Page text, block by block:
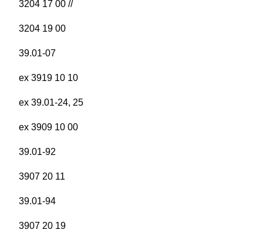
3204 17 00 //
3204 19 00
39.01-07
ex 3919 10 10
ex 39.01-24, 25
ex 3909 10 00
39.01-92
3907 20 11
39.01-94
3907 20 19